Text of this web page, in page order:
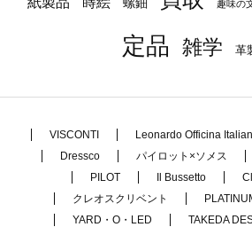
螺鈿 趣味の
定品
雑学 革
VISCONTI Leonardo Officina
Dressco
パイロット×ソメス
PILOT
Il Bussetto
クレオスクリベント
YARD・O・LED
TAKEDA